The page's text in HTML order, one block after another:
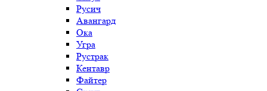
Русич
Авангард
Ока
Угра
Рустрак
Кентавр
Файтер